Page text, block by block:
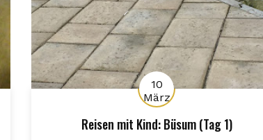
10
März
Reisen mit Kind: Büsum (Tag 1)